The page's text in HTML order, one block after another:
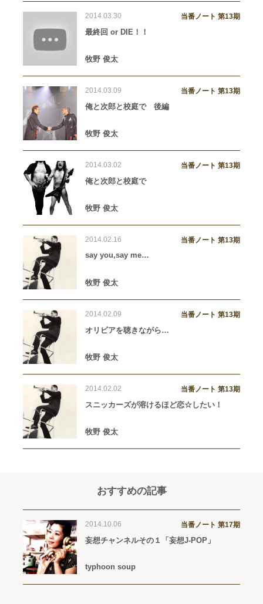
2014.03.30 当番ノート 第13期
最終回 or DIE！！
牧野 俊太
2014.03.09 当番ノート 第13期
俺と次郎と校庭で 後編
牧野 俊太
2014.03.02 当番ノート 第13期
俺と次郎と校庭で
牧野 俊太
2014.02.16 当番ノート 第13期
say you,say me…
牧野 俊太
2014.02.09 当番ノート 第13期
オリビアを聴きながら…
牧野 俊太
2014.02.02 当番ノート 第13期
スニッカーズが溶けるほど恋☆したい！
牧野 俊太
おすすめの記事
2014.10.06 当番ノート 第17期
妄想チャンネルその１「妄想J-POP」
typhoon soup